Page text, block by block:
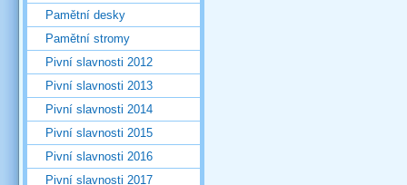
Pamětní desky
Pamětní stromy
Pivní slavnosti 2012
Pivní slavnosti 2013
Pivní slavnosti 2014
Pivní slavnosti 2015
Pivní slavnosti 2016
Pivní slavnosti 2017